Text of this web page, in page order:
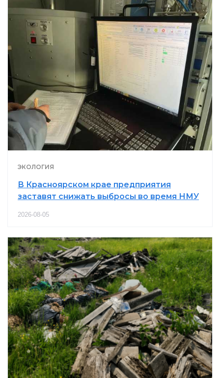
ЭКОЛОГИЯ
В Красноярском крае предприятия
заставят снижать выбросы во время НМУ
2026-08-05